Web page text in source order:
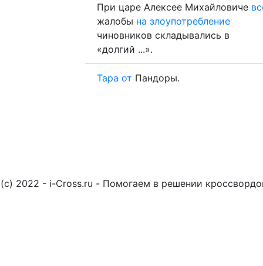
При царе Алексее Михайловиче
жалобы на злоупотребление
чиновников складывались в
«долгий ...».
Тара от Пандоры.
(c) 2022 - i-Cross.ru - Помогаем в решении